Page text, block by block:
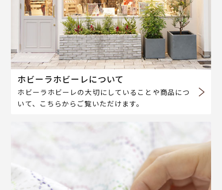
ホビーラホビーレについて
ホビーラホビーレの大切にしていることや商品につ
いて、こちらからご覧いただけます。